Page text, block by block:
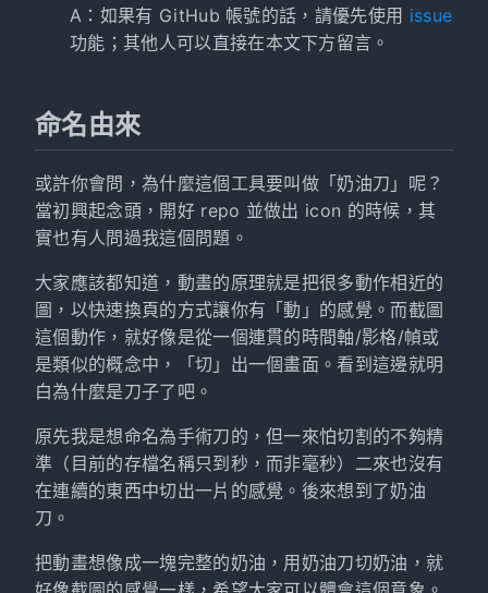
A：如果有 GitHub 帳號的話，請優先使用 issue
功能；其他人可以直接在本文下方留言。
命名由來
或許你會問，為什麼這個工具要叫做「奶油刀」呢？
當初興起念頭，開好 repo 並做出 icon 的時候，其
實也有人問過我這個問題。
大家應該都知道，動畫的原理就是把很多動作相近的
圖，以快速換頁的方式讓你有「動」的感覺。而截圖
這個動作，就好像是從一個連貫的時間軸/影格/幀或
是類似的概念中，「切」出一個畫面。看到這邊就明
白為什麼是刀子了吧。
原先我是想命名為手術刀的，但一來怕切割的不夠精
準（目前的存檔名稱只到秒，而非毫秒）二來也沒有
在連續的東西中切出一片的感覺。後來想到了奶油
刀。
把動畫想像成一塊完整的奶油，用奶油刀切奶油，就